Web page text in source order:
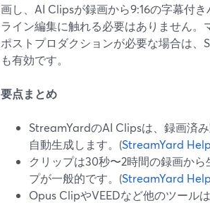
画し、AI Clipsが録画から9:16の字幕付
ライン編集に触れる必要はありません
ポストプロダクションが必要な場合は
も有効です。
要点まとめ
StreamYardのAI Clipsは、録画済
自動生成します。(StreamYard
クリップは30秒〜2時間の録画か
プが一般的です。(StreamYard
Opus ClipやVEEDなど他のツール